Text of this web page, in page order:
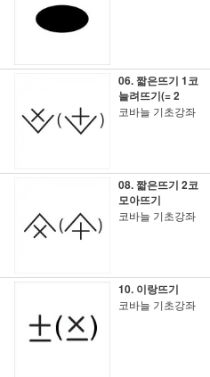
06. 짧은뜨기 1코
늘려뜨기(= 2
코바늘 기초강좌
08. 짧은뜨기 2코
모아뜨기
코바늘 기초강좌
10. 이랑뜨기
코바늘 기초강좌